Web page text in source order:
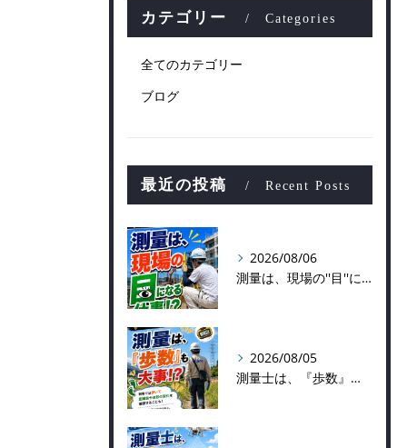
カテゴリー Categories
全てのカテゴリー
ブログ
最近の投稿 Recent Posts
2026/08/06
測量は、現場の''目''になる仕事！？
2026/08/05
測量士は、『歩数』も大事！？